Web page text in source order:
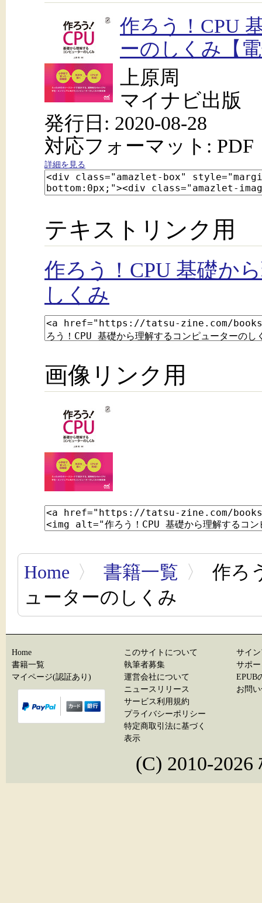
作ろう！CPU
ーのしくみ【
上原周
マイナビ出版
発行日: 2020-08-28
対応フォーマット: PDF
詳細を見る
テキストリンク用
作ろう！CPU 基礎か
しくみ
画像リンク用
Home 〉 書籍一覧 〉
作ろ
ューターのしくみ
Home
書籍一覧
マイページ(認証あり)
このサイトについて
執筆者募集
運営会社について
ニュースリリース
サービス利用規約
プライバシーポリシー
特定商取引法に基づく
表示
サイ
サポ
EPUB
お問
(C) 2010-